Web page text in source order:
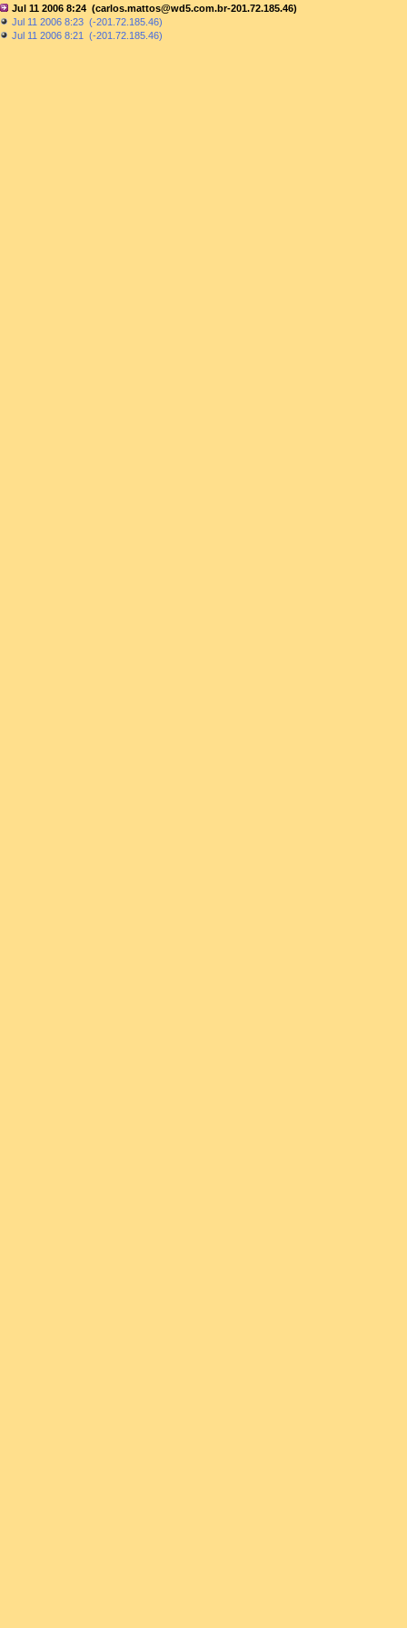
Jul 11 2006 8:24 (carlos.mattos@wd5.com.br-201.72.185.46)
Jul 11 2006 8:23 (-201.72.185.46)
Jul 11 2006 8:21 (-201.72.185.46)